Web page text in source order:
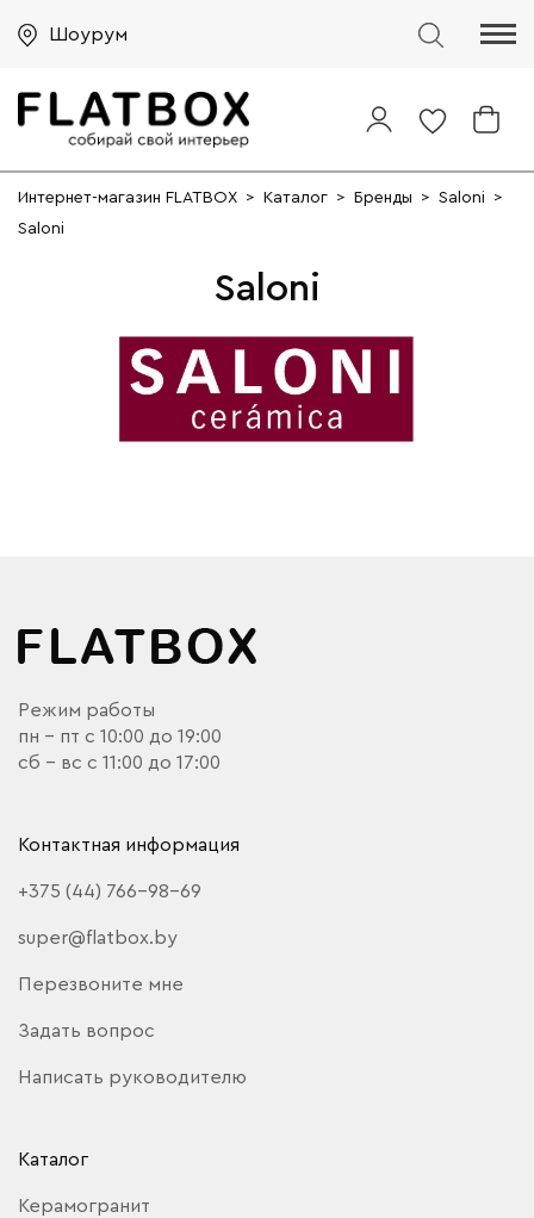
Шоурум
Интернет-магазин FLATBOX > Каталог > Бренды > Saloni
>
Saloni
Saloni
Режим работы
пн - пт с 10:00 до 19:00
сб - вс с 11:00 до 17:00
Контактная информация
+375 (44) 766-98-69
super@flatbox.by
Перезвоните мне
Задать вопрос
Написать руководителю
Каталог
Керамогранит